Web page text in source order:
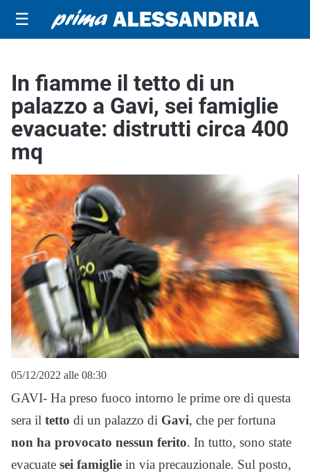
☰
In fiamme il tetto di un
palazzo a Gavi, sei famiglie
evacuate: distrutti circa 400
mq
05/12/2022 alle 08:30
GAVI- Ha preso fuoco intorno le prime ore di questa
sera il tetto di un palazzo di Gavi, che per fortuna
non ha provocato nessun ferito. In tutto, sono state
evacuate sei famiglie in via precauzionale. Sul posto,